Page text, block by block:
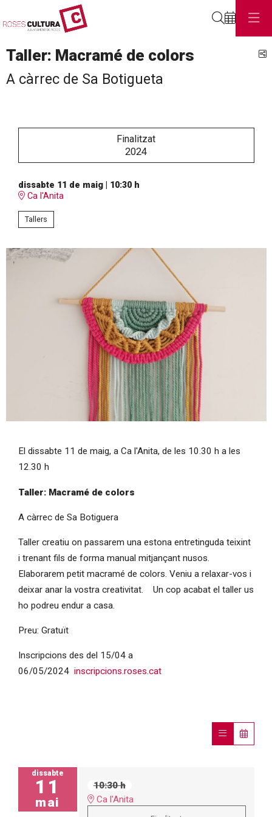
Taller: Macramé de colors
A càrrec de Sa Botigueta
Finalitzat
2024
dissabte 11 de maig| 10:30 h
Ca l'Anita
Tallers
El dissabte 11 de maig, a Ca l'Anita, de les 10.30 h a les
12.30 h
Taller: Macramé de colors
A càrrec de Sa Botiguera
Taller creatiu on passarem una estona entretinguda teixint
i trenant fils de forma manual mitjançant nusos.
Elaborarem petit macramé de colors. Veniu a relaxar-vos i
deixar anar la vostra creativitat. Un cop acabat el taller us
ho podreu endur a casa.
Preu: Gratuït
Inscripcions des del 15/04 a
06/05/2024 inscripcions.roses.cat
dissabte
11
mai
10:30 h
Ca l'Anita